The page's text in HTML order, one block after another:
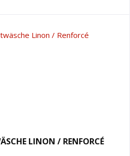
LINON / RENFORCÉ